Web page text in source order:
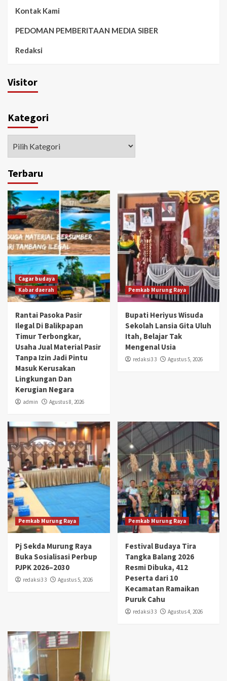
Kontak Kami
PEDOMAN PEMBERITAAN MEDIA SIBER
Redaksi
Visitor
Kategori
Terbaru
Cagar budaya
Kabar daerah
Rantai Pasoka Pasir
Ilegal Di Balikpapan
Timur Terbongkar,
Usaha Jual Material Pasir
Tanpa Izin Jadi Pintu
Masuk Kerusakan
Lingkungan Dan
Kerugian Negara
admin Agustus 8, 2026
Pemkab Murung Raya
Bupati Heriyus Wisuda
Sekolah Lansia Gita Uluh
Itah, Belajar Tak
Mengenal Usia
redaksi3 3 Agustus 5, 2026
Pemkab Murung Raya
Pj Sekda Murung Raya
Buka Sosialisasi Perbup
PJPK 2026–2030
redaksi3 3 Agustus 5, 2026
Pemkab Murung Raya
Festival Budaya Tira
Tangka Balang 2026
Resmi Dibuka, 412
Peserta dari 10
Kecamatan Ramaikan
Puruk Cahu
redaksi3 3 Agustus 4, 2026